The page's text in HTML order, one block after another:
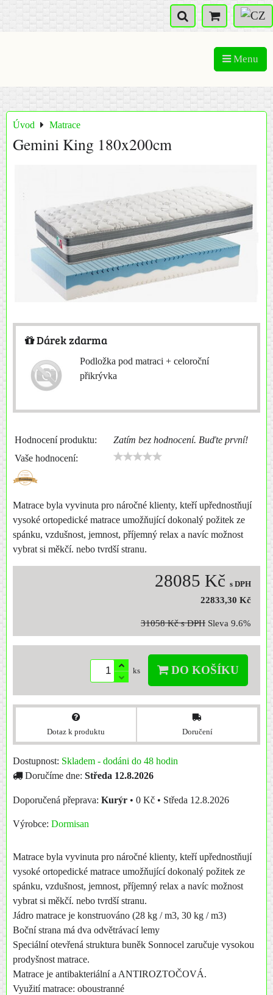
Menu
Úvod Matrace
Gemini King 180x200cm
Dárek zdarma
Podložka pod matraci + celoroční
přikrývka
Hodnocení produktu:
Zatím bez hodnocení. Buďte první!
Vaše hodnocení:
Matrace byla vyvinuta pro náročné klienty, kteří upřednostňují
vysoké ortopedické matrace umožňující dokonalý požitek ze
spánku, vzdušnost, jemnost, příjemný relax a navíc možnost
vybrat si měkčí. nebo tvrdší stranu.
28085 Kč s DPH
22833,30 Kč
31058 Kč s DPH Sleva 9.6%
ks DO KOŠÍKU
Dotaz k produktu Doručení
Dostupnost: Skladem - dodáni do 48 hodin
Doručíme dne: Středa 12.8.2026
Kurýr • 0 Kč • Středa 12.8.2026
Výrobce: Dormisan
Matrace byla vyvinuta pro náročné klienty, kteří upřednostňují
vysoké ortopedické matrace umožňující dokonalý požitek ze
spánku, vzdušnost, jemnost, příjemný relax a navíc možnost
vybrat si měkčí. nebo tvrdší stranu.
Jádro matrace je konstruováno (28 kg / m3, 30 kg / m3)
Boční strana má dva odvětrávací lemy
Speciální otevřená struktura buněk Sonnocel zaručuje vysokou
prodyšnost matrace.
Matrace je antibakteriální a ANTIROZTOČOVÁ.
Využití matrace: oboustranné